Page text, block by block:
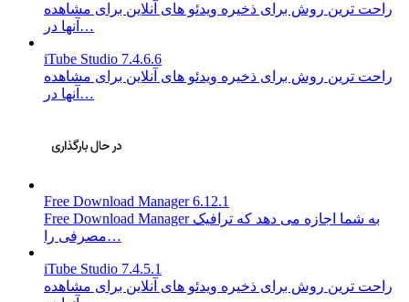
راحت ترین روش برای ذخیره ویدئو های آنلاین برای مشاهده
آنها در…
iTube Studio 7.4.6.6
راحت ترین روش برای ذخیره ویدئو های آنلاین برای مشاهده
آنها در…
Free Download Manager 6.12.1
Free Download Manager به شما اجازه می دهد که ترافیک
مصرفی را…
iTube Studio 7.4.5.1
راحت ترین روش برای ذخیره ویدئو های آنلاین برای مشاهده